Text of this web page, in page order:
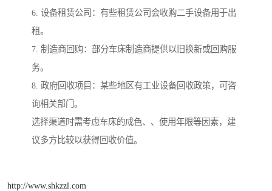
6. 设备租赁公司：有些租赁公司会收购二手设备用于出
租。
7. 制造商回购：部分车床制造商提供以旧换新或回购服
务。
8. 政府回收项目：某些地区有工业设备回收政策，可咨
询相关部门。
选择渠道时需考虑车床的成色、、使用年限等因素，建
议多方比较以获得回收价值。
http://www.shkzzl.com